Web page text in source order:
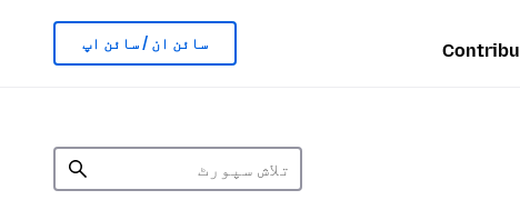
سائن ان / سائن اپ